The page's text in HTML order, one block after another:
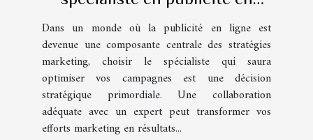
ligne pour optimiser vos
campagnes
Dans un monde où la publicité en ligne est
devenue une composante centrale des stratégies
marketing, choisir le spécialiste qui saura
optimiser vos campagnes est une décision
stratégique primordiale. Une collaboration
adéquate avec un expert peut transformer vos
efforts marketing en résultats...